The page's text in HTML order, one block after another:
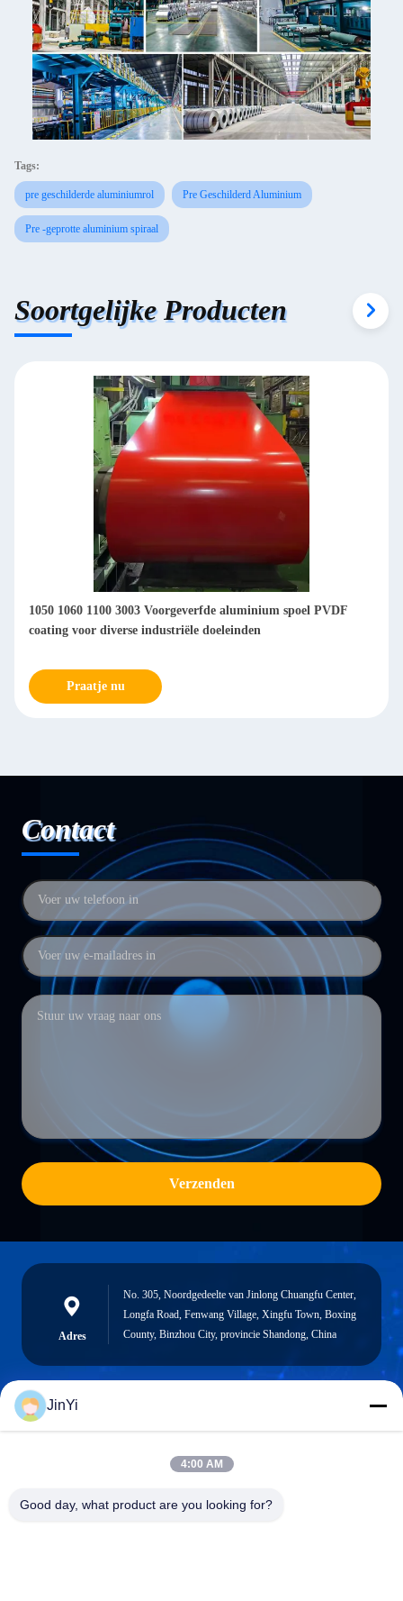
Tags:
pre geschilderde aluminiumrol Pre Geschilderd Aluminium
Pre -geprotte aluminium spiraal
Soortgelijke Producten
1050 1060 1100 3003 Voorgeverfde aluminium spoel PVDF
coating voor diverse industriële doeleinden
Praatje nu
Contact
Verzenden
Adres
No. 305, Noordgedeelte van Jinlong Chuangfu Center,
Longfa Road, Fenwang Village, Xingfu Town, Boxing
County, Binzhou City, provincie Shandong, China
chenshasha1867@gmail.com
JinYi
4:00 AM
Good day, what product are you looking for?